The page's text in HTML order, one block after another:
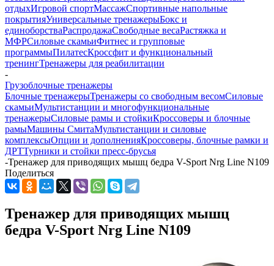
отдыхИгровой спортМассажСпортивные напольные
покрытияУниверсальные тренажерыБокс и
единоборстваРаспродажаСвободные весаРастяжка и
МФРСиловые скамьиФитнес и групповые
программыПилатесКроссфит и функциональный
тренингТренажеры для реабилитации
-
Грузоблочные тренажеры
Блочные тренажерыТренажеры со свободным весомСиловые
скамьиМультистанции и многофункциональные
тренажерыСиловые рамы и стойкиКроссоверы и блочные
рамыМашины СмитаМультистанции и силовые
комплексыОпции и дополненияКроссоверы, блочные рамки и
ДРТТурники и стойки пресс-брусья
-Тренажер для приводящих мышц бедра V-Sport Nrg Line N109
Поделиться
Тренажер для приводящих мышц
бедра V-Sport Nrg Line N109